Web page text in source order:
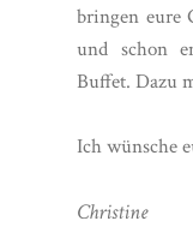
bringen eure
und schon
Buffet. Dazu
Ich wünsche
Christine